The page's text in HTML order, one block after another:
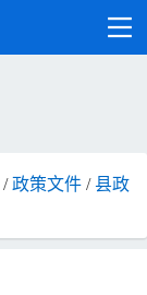
/政策文件 / 县政